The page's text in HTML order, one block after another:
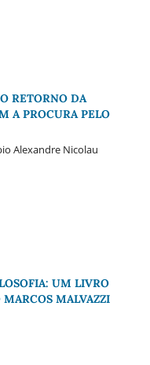
RETORNO DA
A PROCURA PELO
Alexandre Nicolau
UM LIVRO
MALVAZZI